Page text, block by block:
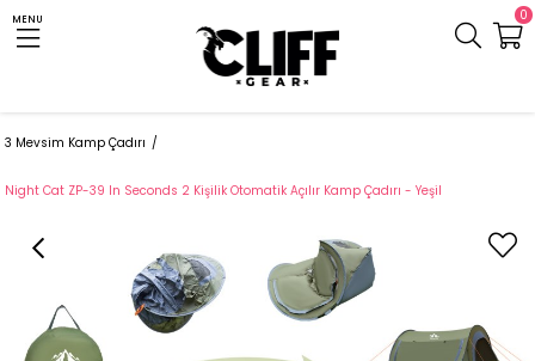
MENU 0
3 Mevsim Kamp Çadırı
Night Cat ZP-39 In Seconds 2 Kişilik Otomatik Açılır Kamp Çadırı - Yeşil